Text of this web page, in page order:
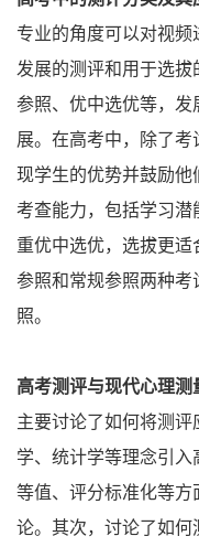
专业的角度可以对视
发展的测评和用于选
参照、优中选优等，
展。在高考中，除了
现学生的优势并鼓励
考查能力，包括学习
重优中选优，选拔更
参照和常规参照两种
照。
高考测评与现代心理测
主要讨论了如何将测
学、统计学等理念引
等值、评分标准化等
论。其次，讨论了如